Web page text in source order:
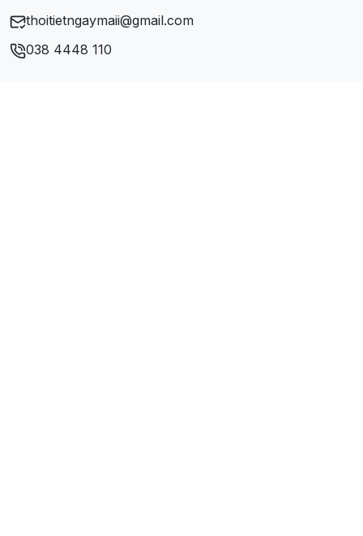
thoitietngaymaii@gmail.com
038 4448 110